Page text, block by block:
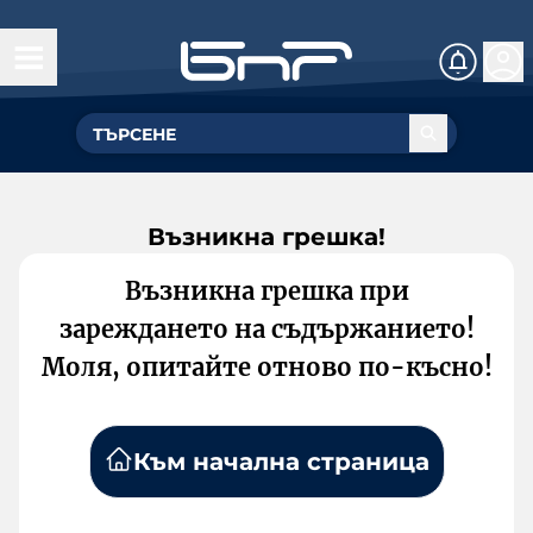
Възникна грешка!
Възникна грешка при
зареждането на съдържанието!
Моля, опитайте отново по-късно!
Към начална страница